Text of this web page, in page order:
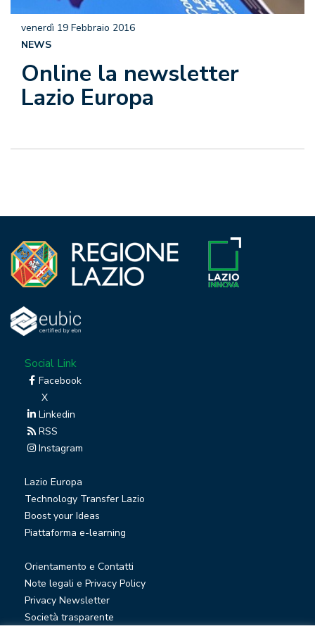
Online la newsletter
Lazio Europa
venerdì 19 Febbraio 2016
NEWS
Social Link
Facebook
X
Linkedin
RSS
Instagram
Lazio Europa
Technology Transfer Lazio
Boost your Ideas
Piattaforma e-learning
Orientamento e Contatti
Note legali e Privacy Policy
Privacy Newsletter
Società trasparente